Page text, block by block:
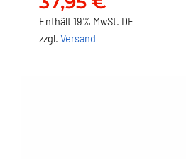
37,95
Enthält 19% MwSt. DE
zzgl. Versand